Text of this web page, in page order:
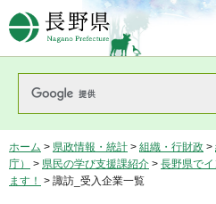
長野県Nagano
ホーム > 県政情報・統計 > 組織・行財政 >
庁）
> 県民の学び支援課紹介 > 長野県で
ます！ > 諏訪_受入企業一覧